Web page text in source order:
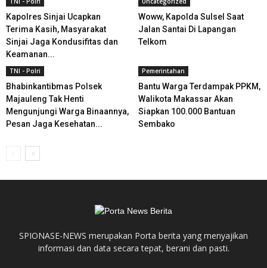
Kapolres Sinjai Ucapkan
Terima Kasih, Masyarakat
Sinjai Jaga Kondusifitas dan
Keamanan...
Woww, Kapolda Sulsel Saat
Jalan Santai Di Lapangan
Telkom
TNI - Polri
Bhabinkantibmas Polsek
Majauleng Tak Henti
Mengunjungi Warga Binaannya,
Pesan Jaga Kesehatan...
Pemerintahan
Bantu Warga Terdampak PPKM,
Walikota Makassar Akan
Siapkan 100.000 Bantuan
Sembako
SPIONASE-NEWS merupakan Porta berita yang menyajikan
informasi dan data secara tepat, berani dan pasti.